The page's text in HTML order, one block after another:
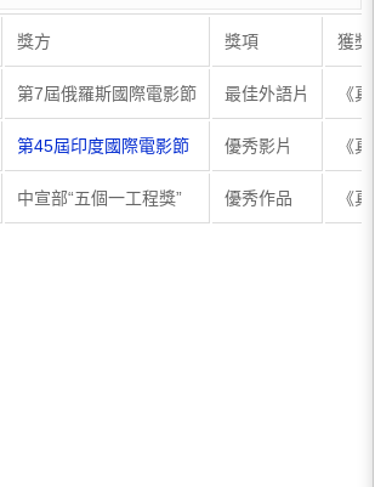
獎方 獎項 獲獎
第7屆俄羅斯國際電影節 最佳外語片 《
第45屆印度國際電影節 優秀影片 《
中宣部“五個一工程獎” 優秀作品 《